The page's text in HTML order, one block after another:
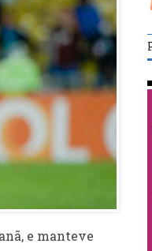
e manteve